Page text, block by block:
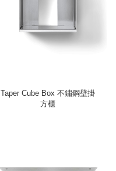
Taper Cube Box 不鏽鋼壁掛
方櫃